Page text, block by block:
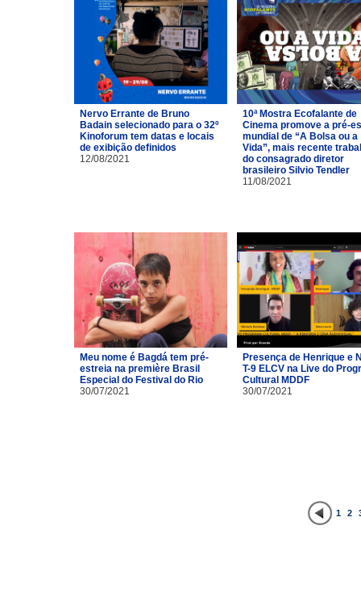
Nervo Errante de Bruno
Badain selecionado para o 32º
Kinoforum tem datas e locais
de exibição definidos
12/08/2021
10ª Mostra Ecofalante de
Cinema promove a pré-
mundial de “A Bolsa ou a
Vida”, mais recente
do consagrado diretor
brasileiro Silvio Tendler
11/08/2021
Meu nome é Bagdá tem pré-
estreia na première Brasil
Especial do Festival do Rio
30/07/2021
Presença de Henrique e
T-9 ELCV na Live do
Cultural MDDF
30/07/2021
1 2